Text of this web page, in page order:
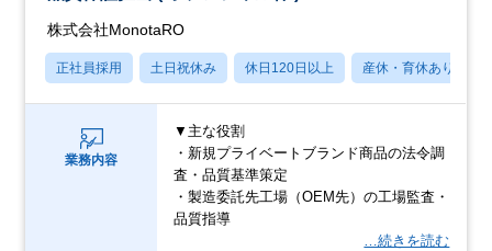
株式会社MonotaRO
正社員採用 土日祝休み 休日120日以上 産休・育休あり
業務内容
▼主な役割
・新規プライベートブランド商品の法令調
査・品質基準策定
・製造委託先工場（OEM先）の工場監査・
品質指導
…続きを読む